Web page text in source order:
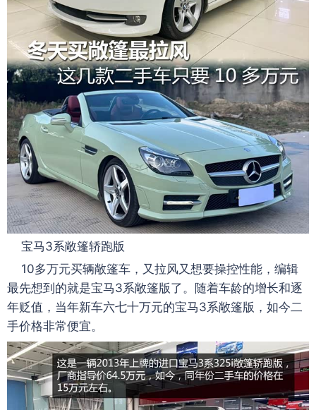
宝马3系敞篷轿跑版
10多万元买辆敞篷车，又拉风又想要操控性能，编辑
最先想到的就是宝马3系敞篷版了。随着车龄的增长和逐
年贬值，当年新车六七十万元的宝马3系敞篷版，如今二
手价格非常便宜。